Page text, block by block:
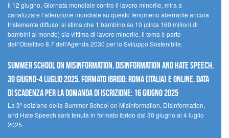
Il 12 giugno, Giornata mondiale contro il lavoro minorile, mira a
canalizzare l’attenzione mondiale su questo fenomeno aberrante ancora
tristemente diffuso: si stima che 1 bambino su 10 (circa 160 milioni di
bambini al mondo) sia vittima di lavoro minorile. Il tema è parte
dell’Obiettivo 8.7 dell’Agenda 2030 per lo Sviluppo Sostenibile.
Summer School on Misinformation, Disinformation and Hate Speech,
30 giugno-4 luglio 2025. Formato ibrido: Roma (Italia) e online. Data
di scadenza per la domanda di iscrizione: 16 giugno 2025
La 3ª edizione della Summer School on Misinformation, Disinformation,
and Hate Speech sarà tenuta in formato ibrido dal 30 giugno al 4 luglio
2025.